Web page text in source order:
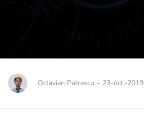
Octavian Patrascu - 23-oct.-2019